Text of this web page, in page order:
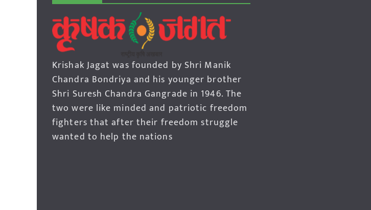
Krishak Jagat was founded by Shri Manik
Chandra Bondriya and his younger brother
Shri Suresh Chandra Gangrade in 1946. The
two were like minded and patriotic freedom
fighters that after their freedom struggle
wanted to help the nations